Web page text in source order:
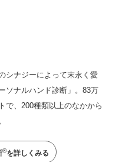
シナジーによって末永く愛
ソナルハンド診断」。83万
で、200種類以上のなかから
®を詳しくみる